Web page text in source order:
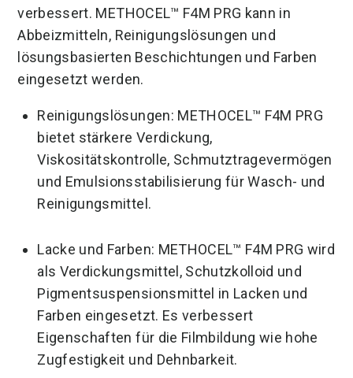
verbessert. METHOCEL™ F4M PRG kann in
Abbeizmitteln, Reinigungslösungen und
lösungsbasierten Beschichtungen und Farben
eingesetzt werden.
Reinigungslösungen: METHOCEL™ F4M PRG
bietet stärkere Verdickung,
Viskositätskontrolle, Schmutztragevermögen
und Emulsionsstabilisierung für Wasch- und
Reinigungsmittel.
Lacke und Farben: METHOCEL™ F4M PRG wird
als Verdickungsmittel, Schutzkolloid und
Pigmentsuspensionsmittel in Lacken und
Farben eingesetzt. Es verbessert
Eigenschaften für die Filmbildung wie hohe
Zugfestigkeit und Dehnbarkeit.